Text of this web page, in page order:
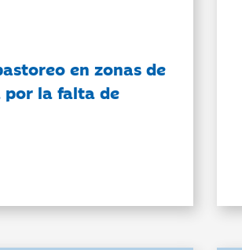
en zonas de
por la falta de